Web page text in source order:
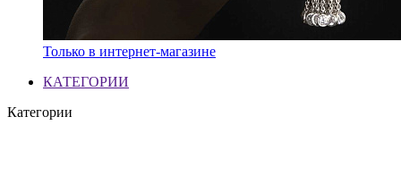
Только в интернет-магазине
КАТЕГОРИИ
Категории